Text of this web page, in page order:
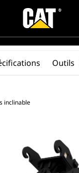
inclinable
Outils